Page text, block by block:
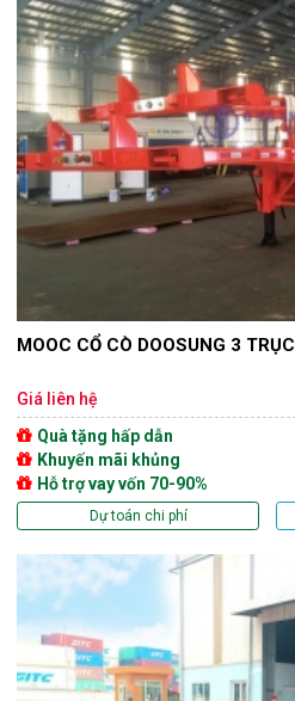
MOOC CỔ CÒ DOOSUNG 3 TRỤC
Giá liên hệ
Quà tặng hấp dẫn
Khuyến mãi khủng
Hỗ trợ vay vốn 70-90%
Dự toán chi phí